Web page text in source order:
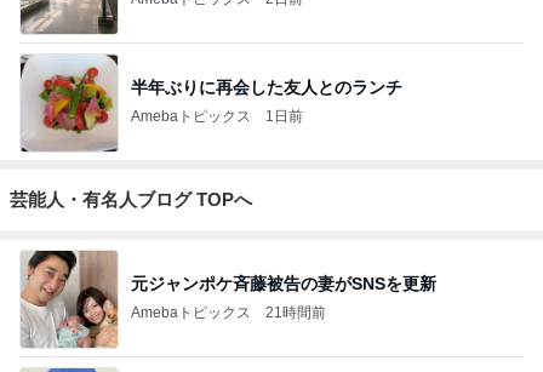
芸能人・有名人ブログ TOPへ
Amebaトピックス
悲しすぎて立ち直れない。
クロオフィシャルブログPowered by Ameba